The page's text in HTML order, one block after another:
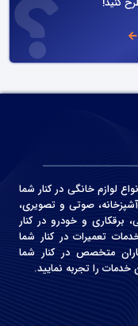
کنید!
انواع لوازم خانگی در کنار شما
آشپزخانه، صوتی و‌ تصویری،
برقکاری و خودرو در کنار
تعمیرات در کنار شما
متخصص در کنار شما
را تجربه نمایید.